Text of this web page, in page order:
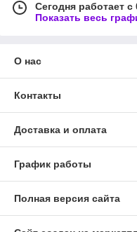
Сегодня работает с
Показать весь
О нас
Контакты
Доставка и оплата
График работы
Полная версия сайта